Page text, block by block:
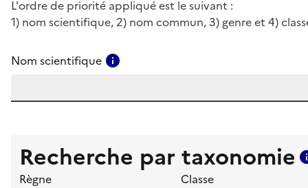
L'ordre de priorité appliqué est le suivant :
1) nom scientifique, 2) nom commun, 3) genre et 4)
Nom scientifique
Recherche par taxonomie
Règne Classe